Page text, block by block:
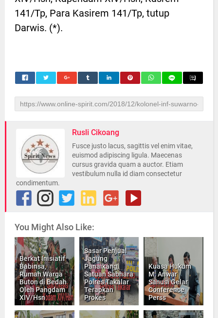
141/Tp, Para Kasirem 141/Tp, tutup
Darwis. (*).
Rusli Cikoang
Fusce justo lacus, sagittis vel enim vitae,
euismod adipiscing ligula. Maecenas
cursus gravida quam a auctor. Etiam
vestibulum nulla id diam consectetur
condimentum.
You Might Also Like:
Berkat Inisiatif
Babinsa,
Rumah Warga
Buton di Bedah
Oleh Pangdam
XIV/Hsn
Sasar Penjual
Jagung
Panaikang,
Satuan Sabhara
Polres Takalar
Terapkan
Prokes
Kuasa Hukum
M. Anwar
Sanusi Gelar
Conference
Perss